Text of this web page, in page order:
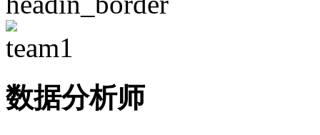
数据分析师